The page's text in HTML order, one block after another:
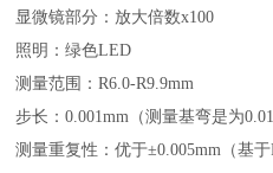
显微镜部分：放大倍数x100
照明：绿色LED
测量范围：R6.0-R9.9mm
步长：0.001mm（测量基弯是为
测量重复性：优于±0.005mm（基于